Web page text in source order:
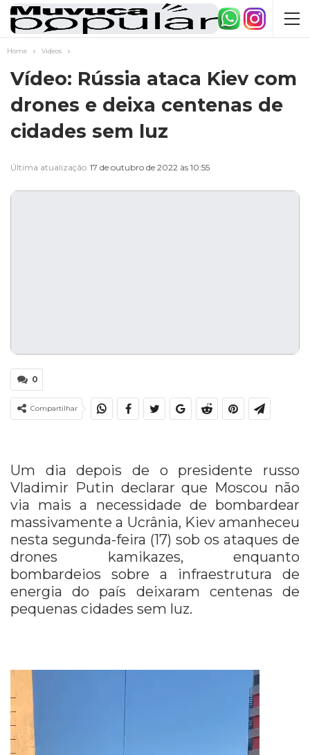
Home Videos
Vídeo: Rússia ataca Kiev com
drones e deixa centenas de
cidades sem luz
Última atualização 17 de outubro de 2022 às 10:55
0
Compartilhar
Um dia depois de o presidente russo
Vladimir Putin declarar que Moscou não
via mais a necessidade de bombardear
massivamente a Ucrânia, Kiev amanheceu
nesta segunda-feira (17) sob os ataques de
drones kamikazes, enquanto
bombardeios sobre a infraestrutura de
energia do país deixaram centenas de
pequenas cidades sem luz.